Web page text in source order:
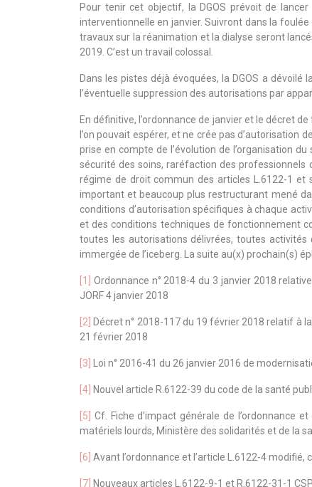
Pour tenir cet objectif, la DGOS prévoit de
interventionnelle en janvier. Suivront dans la
travaux sur la réanimation et la dialyse seront
2019. C’est un travail colossal.
Dans les pistes déjà évoquées, la DGOS a
l’éventuelle suppression des autorisations par
En définitive, l’ordonnance de janvier et le décret
l’on pouvait espérer, et ne crée pas d’autorisation
prise en compte de l’évolution de l’organisation
sécurité des soins, raréfaction des professionnels
régime de droit commun des articles L.6122-1 et
important et beaucoup plus restructurant mené
conditions d’autorisation spécifiques à chaque
et des conditions techniques de fonctionnement
toutes les autorisations délivrées, toutes
immergée de l’iceberg. La suite au(x) prochain(s)
[1] Ordonnance n° 2018-4 du 3 janvier 2018
JORF 4 janvier 2018
[2] Décret n° 2018-117 du 19 février 2018 relatif à
21 février 2018
[3] Loi n° 2016-41 du 26 janvier 2016 de
[4] Nouvel article R.6122-39 du code de la santé
[5] Cf. Fiche d’impact générale de l’ordonnance
matériels lourds, Ministère des solidarités et de la
[6] Avant l’ordonnance et l’article L.6122-4
[7] Nouveaux articles L.6122-9-1 et R.6122-31-1 CSP.